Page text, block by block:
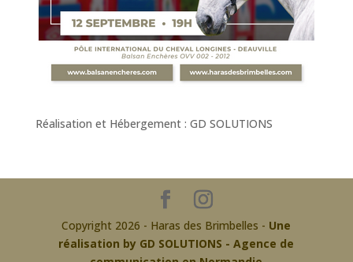
Réalisation et Hébergement : GD SOLUTIONS
Copyright 2026 - Haras des Brimbelles - Une
réalisation by GD SOLUTIONS - Agence de